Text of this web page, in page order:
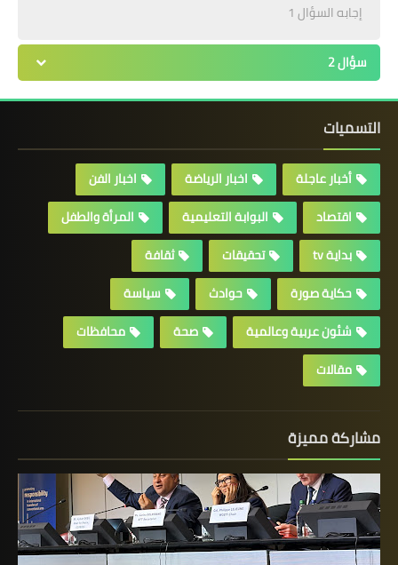
إجابه السؤال 1
سؤال 2
التسميات
أخبار عاجلة اخبار الرياضة
اخبار الفن
اقتصاد
البوابة التعليمية
المرأة والطفل
بداية tv
تحقيقات
ثقافة
حكاية صورة
حوادث
سياسة
شئون عربية وعالمية
صحة
محافظات
مقالات
مشاركة مميزة